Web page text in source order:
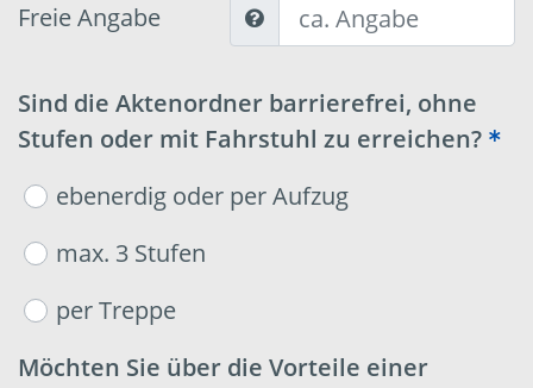
Freie Angabe
Sind die Aktenordner barrierefrei, ohne
Stufen oder mit Fahrstuhl zu erreichen?
ebenerdig oder per Aufzug
max. 3 Stufen
per Treppe
Möchten Sie über die Vorteile einer